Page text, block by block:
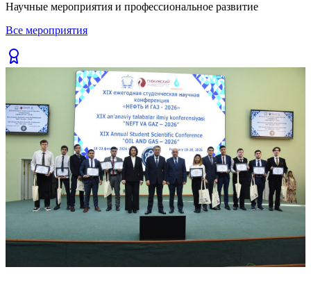
Previous slide Next slide
Научные мероприятия и профессиональное развитие
Все мероприятия